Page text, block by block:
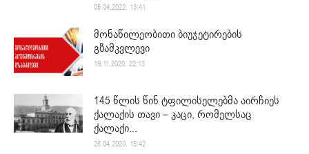
05.04.2022. 13:41
მონაწილეობითი ბიუჯეტირების
გზამკვლევი
19.11.2020. 22:13
145 წლის წინ ტფილისელებმა აირჩიეს
ქალაქის თავი – კაცი, რომელსაც
ქალაქი...
28.04.2020. 15:42